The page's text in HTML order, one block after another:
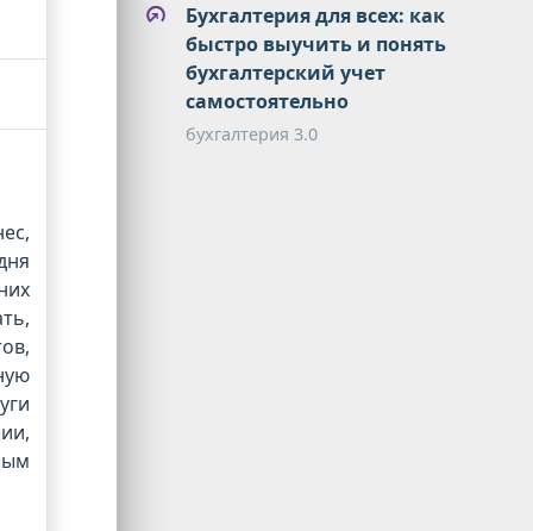
Бухгалтерия для всех: как
быстро выучить и понять
бухгалтерский учет
самостоятельно
бухгалтерия 3.0